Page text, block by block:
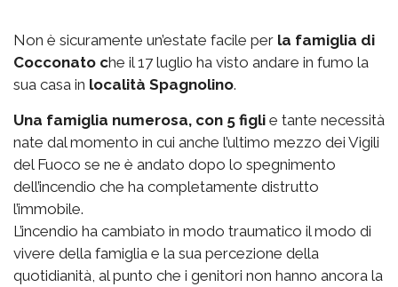
Non è sicuramente un’estate facile per la famiglia di
Cocconato che il 17 luglio ha visto andare in fumo la
sua casa in località Spagnolino.
Una famiglia numerosa, con 5 figli e tante necessità
nate dal momento in cui anche l’ultimo mezzo dei Vigili
del Fuoco se ne è andato dopo lo spegnimento
dell’incendio che ha completamente distrutto
l’immobile.
L’incendio ha cambiato in modo traumatico il modo di
vivere della famiglia e la sua percezione della
quotidianità, al punto che i genitori non hanno ancora la